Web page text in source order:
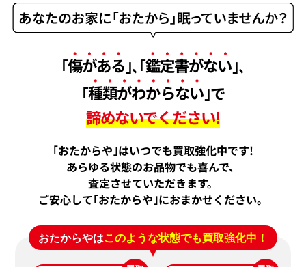
｢傷がある ｣､｢鑑定書がない｣､
｢種類がわからない｣で
諦めないでください!
｢おたからや｣はいつでも買取強化中です!
あらゆる状態のお品物でも喜んで、
査定させていただきます。
ご安心して｢おたからや｣におまかせください。
おたからやはこのような状態でも買取強化中！